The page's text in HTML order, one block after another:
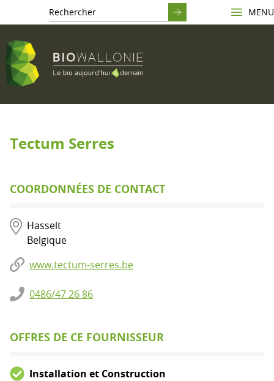
MENU
Tectum Serres
COORDONNÉES DE CONTACT
Hasselt
Belgique
www.tectum-serres.be
0486/47 26 86
OFFRES DE CE FOURNISSEUR
Installation et Construction